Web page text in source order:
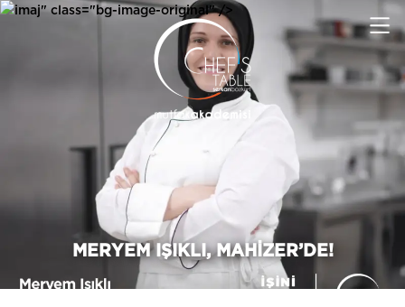
imaj" class="bg-image-original" />
MERYEM IŞIKLI, MAHIZER’DE!